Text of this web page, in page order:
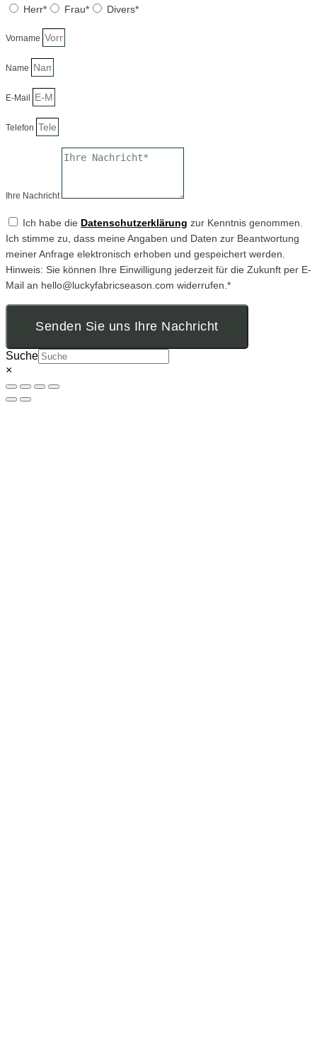
Herr* Frau* Divers*
Vorname
Name
E-Mail
Telefon
Ihre Nachricht
Ich habe die Datenschutzerklärung zur Kenntnis genommen.
Ich stimme zu, dass meine Angaben und Daten zur Beantwortung
meiner Anfrage elektronisch erhoben und gespeichert werden.
Hinweis: Sie können Ihre Einwilligung jederzeit für die Zukunft per E-
Mail an hello@luckyfabricseason.com widerrufen.*
Senden Sie uns Ihre Nachricht
Suche
×